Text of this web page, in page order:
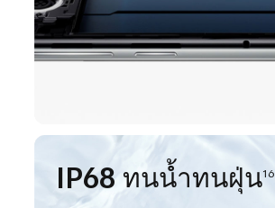
IP68 ทนน้ำทนฝุ่น16